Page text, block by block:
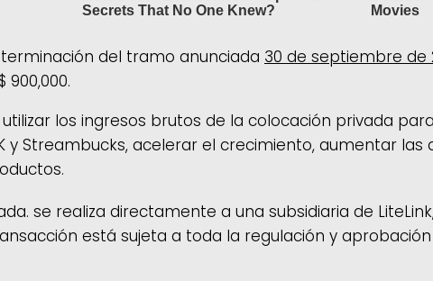
del tramo anunciada 30 de septiembre de
900,000.
utilizar los ingresos brutos de la colocación privada
y Streambucks, acelerar el crecimiento, aumentar las
se realiza directamente a una subsidiaria de
está sujeta a toda la regulación y